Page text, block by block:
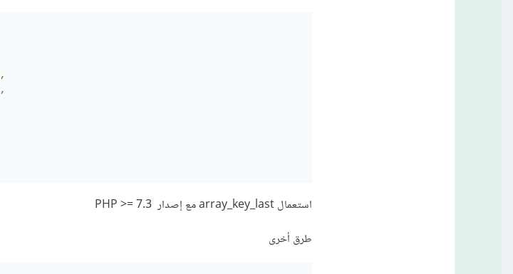
,
,
استعمال array_key_last مع إصدار PHP >= 7.3
طرق أخرى